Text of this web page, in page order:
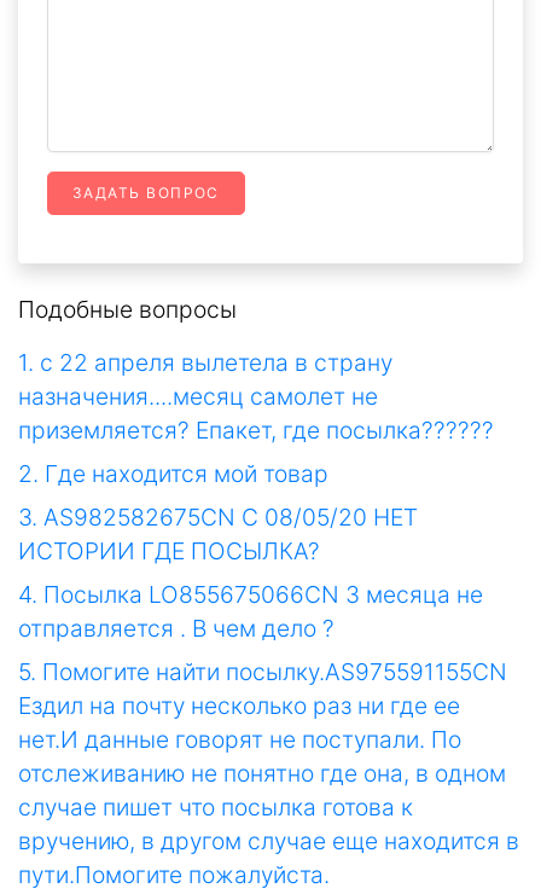
ЗАДАТЬ ВОПРОС
Подобные вопросы
1. с 22 апреля вылетела в страну
назначения....месяц самолет не
приземляется? Епакет, где посылка??????
2. Где находится мой товар
3. AS982582675CN С 08/05/20 НЕТ
ИСТОРИИ ГДЕ ПОСЫЛКА?
4. Посылка LO855675066CN 3 месяца не
отправляется . В чем дело ?
5. Помогите найти посылку.AS975591155CN
Ездил на почту несколько раз ни где ее
нет.И данные говорят не поступали. По
отслеживанию не понятно где она, в одном
случае пишет что посылка готова к
вручению, в другом случае еще находится в
пути.Помогите пожалуйста.